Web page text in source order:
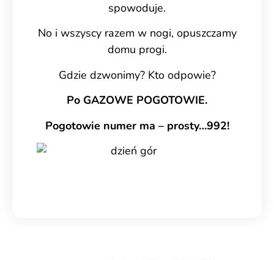
spowoduje.
No i wszyscy razem w nogi, opuszczamy
domu progi.
Gdzie dzwonimy? Kto odpowie?
Po GAZOWE POGOTOWIE.
Pogotowie numer ma – prosty…992!